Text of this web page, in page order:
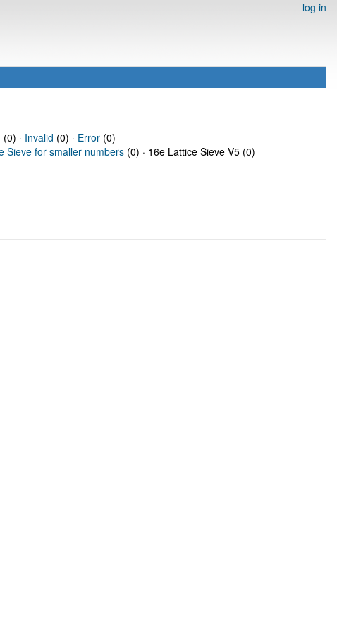
log in
(0) · Invalid (0) · Error(0)
Sieve for smaller numbers (0) · 16e Lattice Sieve V5 (0)